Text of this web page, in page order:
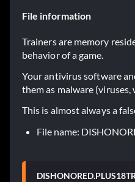
File information
Trainers are memory
behavior of a game.
Your antivirus software
them as malware
This is almost always a
File name: